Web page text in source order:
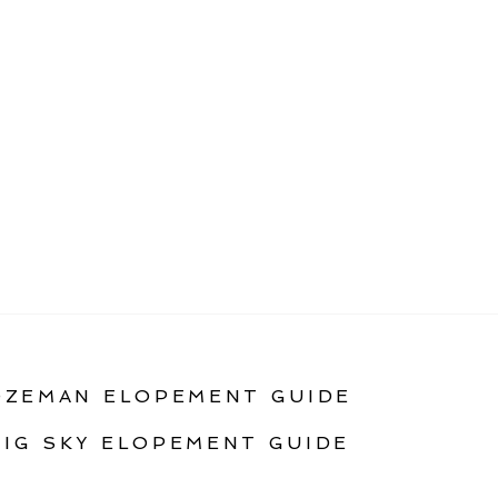
ELOPEMENT GUIDE
SKY ELOPEMENT GUIDE